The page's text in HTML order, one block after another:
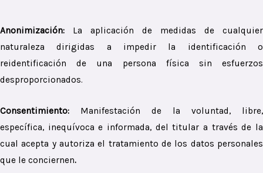
Anonimización: La aplicación de medidas de cualquier
naturaleza dirigidas a impedir la identificación o
reidentificación de una persona física sin esfuerzos
desproporcionados.
Consentimiento: Manifestación de la voluntad, libre,
específica, inequívoca e informada, del titular a través de la
cual acepta y autoriza el tratamiento de los datos personales
que le conciernen.